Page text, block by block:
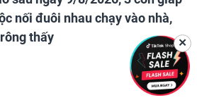
nối đuôi nhau chạy vào nhà,
thấy
✕